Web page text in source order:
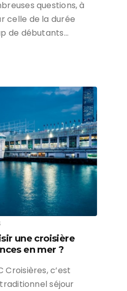
questions, à
celle de la durée
de débutants…
une croisière
en mer ?
Croisières, c’est
séjour